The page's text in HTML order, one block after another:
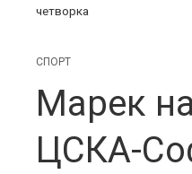
четворка
СПОРТ
Марек
ЦСКА-